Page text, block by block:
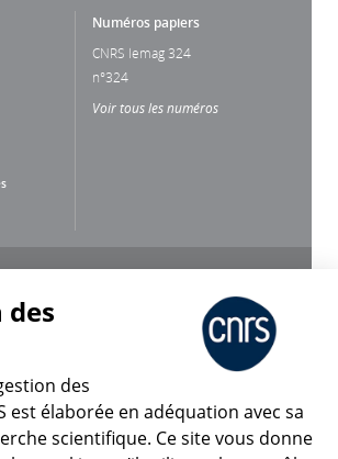
Numéros papiers
CNRS lemag 324
n°324
Voir tous les numéros
CNRS Le Mag
des
des
est élaborée en adéquation avec sa
scientifique. Ce site vous donne